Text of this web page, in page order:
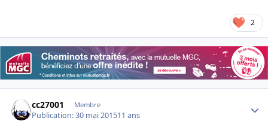
2
cc27001 Membre
Publication:30 mai 201511 ans